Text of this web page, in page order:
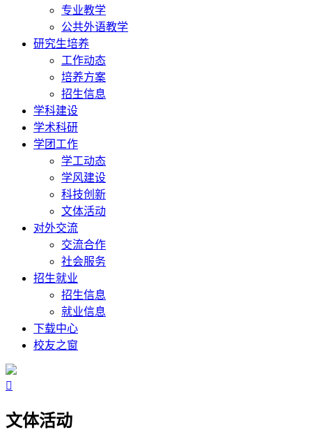
专业教学
公共外语教学
研究生培养
工作动态
培养方案
招生信息
学科建设
学术科研
学团工作
学工动态
学风建设
科技创新
文体活动
对外交流
交流合作
社会服务
招生就业
招生信息
就业信息
下载中心
校友之窗

文体活动